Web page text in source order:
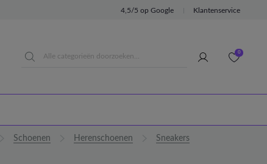
4,5/5 op Google Klantenservice
0
Schoenen Herenschoenen Sneakers